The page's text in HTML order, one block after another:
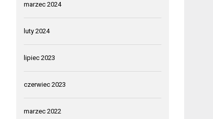
marzec 2024
luty 2024
lipiec 2023
czerwiec 2023
marzec 2022